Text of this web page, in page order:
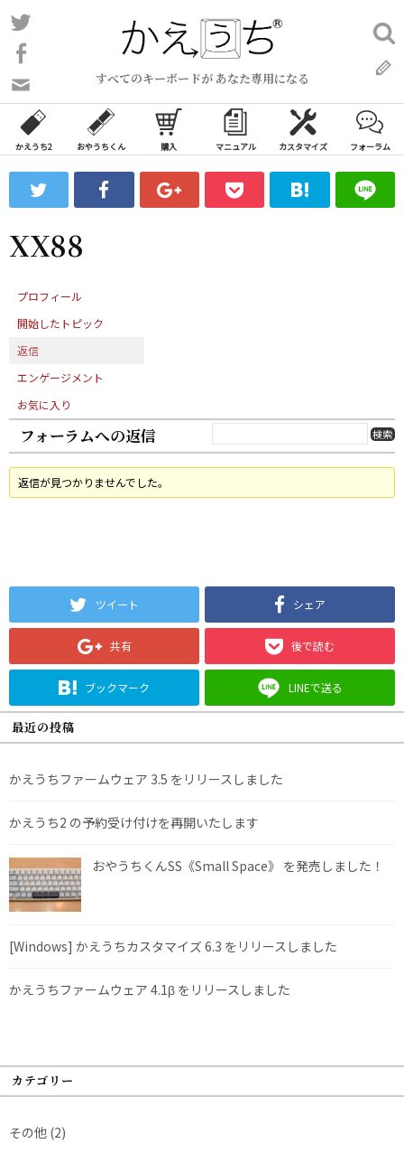
コ
ン
ン
ツ
ス
ッ
プ
すべてのキーボードが あなた専用になる
い
合
わ
フ
ォ
ム
検
索:
かえうち2 おやうちくん 購入 マニュアル カスタマイズ フォーラム
XX88
プロフィール
開始したトピック
返信
エンゲージメント
お気に入り
フォーラムへの返信
返信が見つかりませんでした。
ツイート シェア
共有 後で読む
ブックマーク LINEで送る
最近の投稿
かえうちファームウェア 3.5 をリリースしました
かえうち2 の予約受け付けを再開いたします
おやうちくんSS《Small Space》 を発売しました！
[Windows] かえうちカスタマイズ 6.3 をリリースしました
かえうちファームウェア 4.1β をリリースしました
カテゴリー
その他 (2)